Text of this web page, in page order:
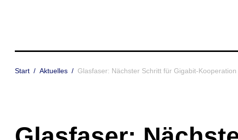
Start / Aktuelles / Glasfaser: Nächster Schritt für Gigabit-